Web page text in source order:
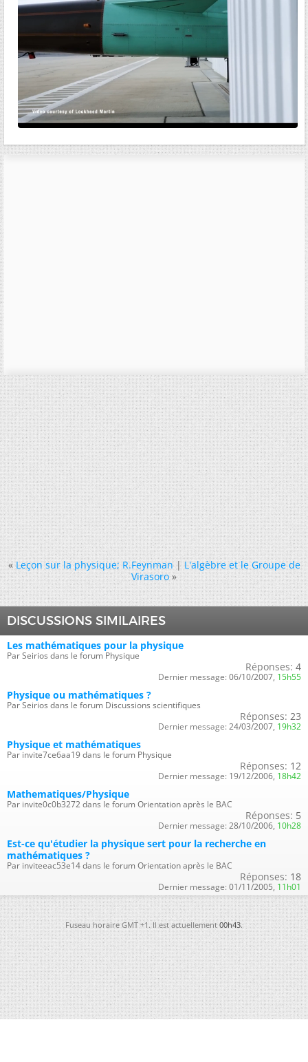
« Leçon sur la physique; R.Feynman|L'algèbre et le Groupe de
Virasoro »
DISCUSSIONS SIMILAIRES
Les mathématiques pour la physique
Par Seirios dans le forum Physique
Réponses: 4
Dernier message: 06/10/2007, 15h55
Physique ou mathématiques ?
Par Seirios dans le forum Discussions scientifiques
Réponses: 23
Dernier message: 24/03/2007, 19h32
Physique et mathématiques
Par invite7ce6aa19 dans le forum Physique
Réponses: 12
Dernier message: 19/12/2006, 18h42
Mathematiques/Physique
Par invite0c0b3272 dans le forum Orientation après le BAC
Réponses: 5
Dernier message: 28/10/2006, 10h28
Est-ce qu'étudier la physique sert pour la recherche en
mathématiques ?
Par inviteeac53e14 dans le forum Orientation après le BAC
Réponses: 18
Dernier message: 01/11/2005, 11h01
Fuseau horaire GMT +1. Il est actuellement00h43.